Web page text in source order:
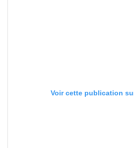
Voir cette publication